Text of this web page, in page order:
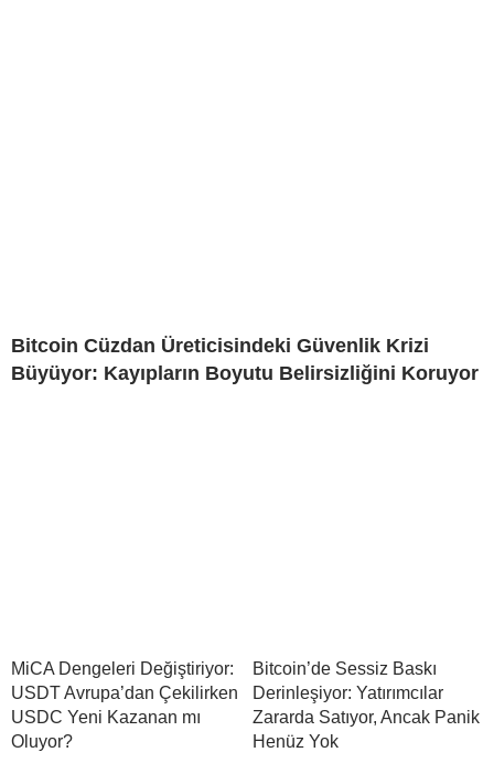
Bitcoin Cüzdan Üreticisindeki Güvenlik Krizi
Büyüyor: Kayıpların Boyutu Belirsizliğini Koruyor
MiCA Dengeleri Değiştiriyor:
USDT Avrupa’dan Çekilirken
USDC Yeni Kazanan mı
Oluyor?
Bitcoin’de Sessiz Baskı
Derinleşiyor: Yatırımcılar
Zararda Satıyor, Ancak Panik
Henüz Yok